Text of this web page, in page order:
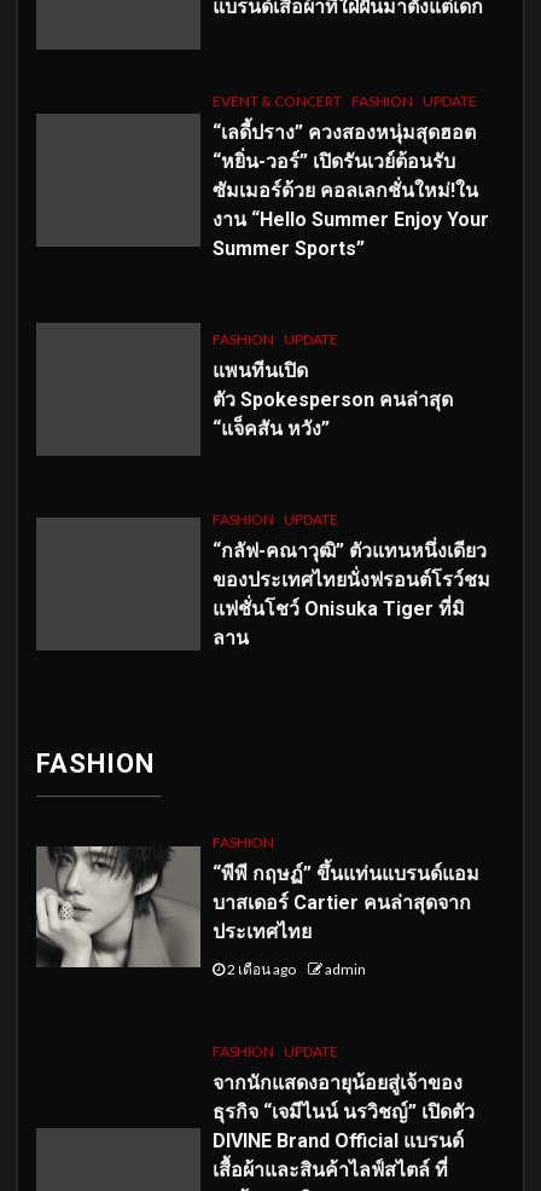
แบรนด์เสื้อผ้าที่ใฝ่ฝันมาตั้งแต่เด็ก
EVENT & CONCERT FASHION UPDATE
“เลดี้ปราง” ควงสองหนุ่มสุดฮอต
“หยิ่น-วอร์” เปิดรันเวย์ต้อนรับ
ซัมเมอร์ด้วย คอลเลกชั่นใหม่!ใน
งาน “Hello Summer Enjoy Your
Summer Sports”
FASHION UPDATE
แพนทีนเปิด
ตัว Spokesperson คนล่าสุด
“แจ็คสัน หวัง”
FASHION UPDATE
“กลัฟ-คณาวุฒิ” ตัวแทนหนึ่งเดียว
ของประเทศไทยนั่งฟรอนต์โรว์ชม
แฟชั่นโชว์ Onisuka Tiger ที่มิ
ลาน
FASHION
FASHION
“พีพี กฤษฏ์” ขึ้นแท่นแบรนด์แอม
บาสเดอร์ Cartier คนล่าสุดจาก
ประเทศไทย
2 เดือน ago admin
FASHION UPDATE
จากนักแสดงอายุน้อยสู่เจ้าของ
ธุรกิจ “เจมีไนน์ นรวิชญ์” เปิดตัว
DIVINE Brand Official แบรนด์
เสื้อผ้าและสินค้าไลฟ์สไตล์ ที่